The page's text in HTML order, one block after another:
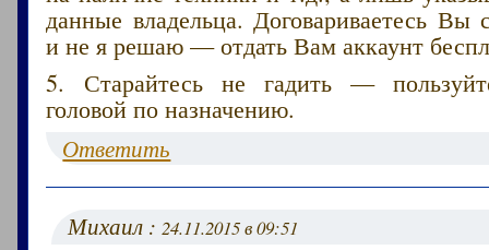
данные владельца. Договариваетесь Вы
и не я решаю — отдать Вам аккаунт
5. Старайтесь не гадить —
головой по назначению.
Ответить
Михаил :24.11.2015 в 09:51